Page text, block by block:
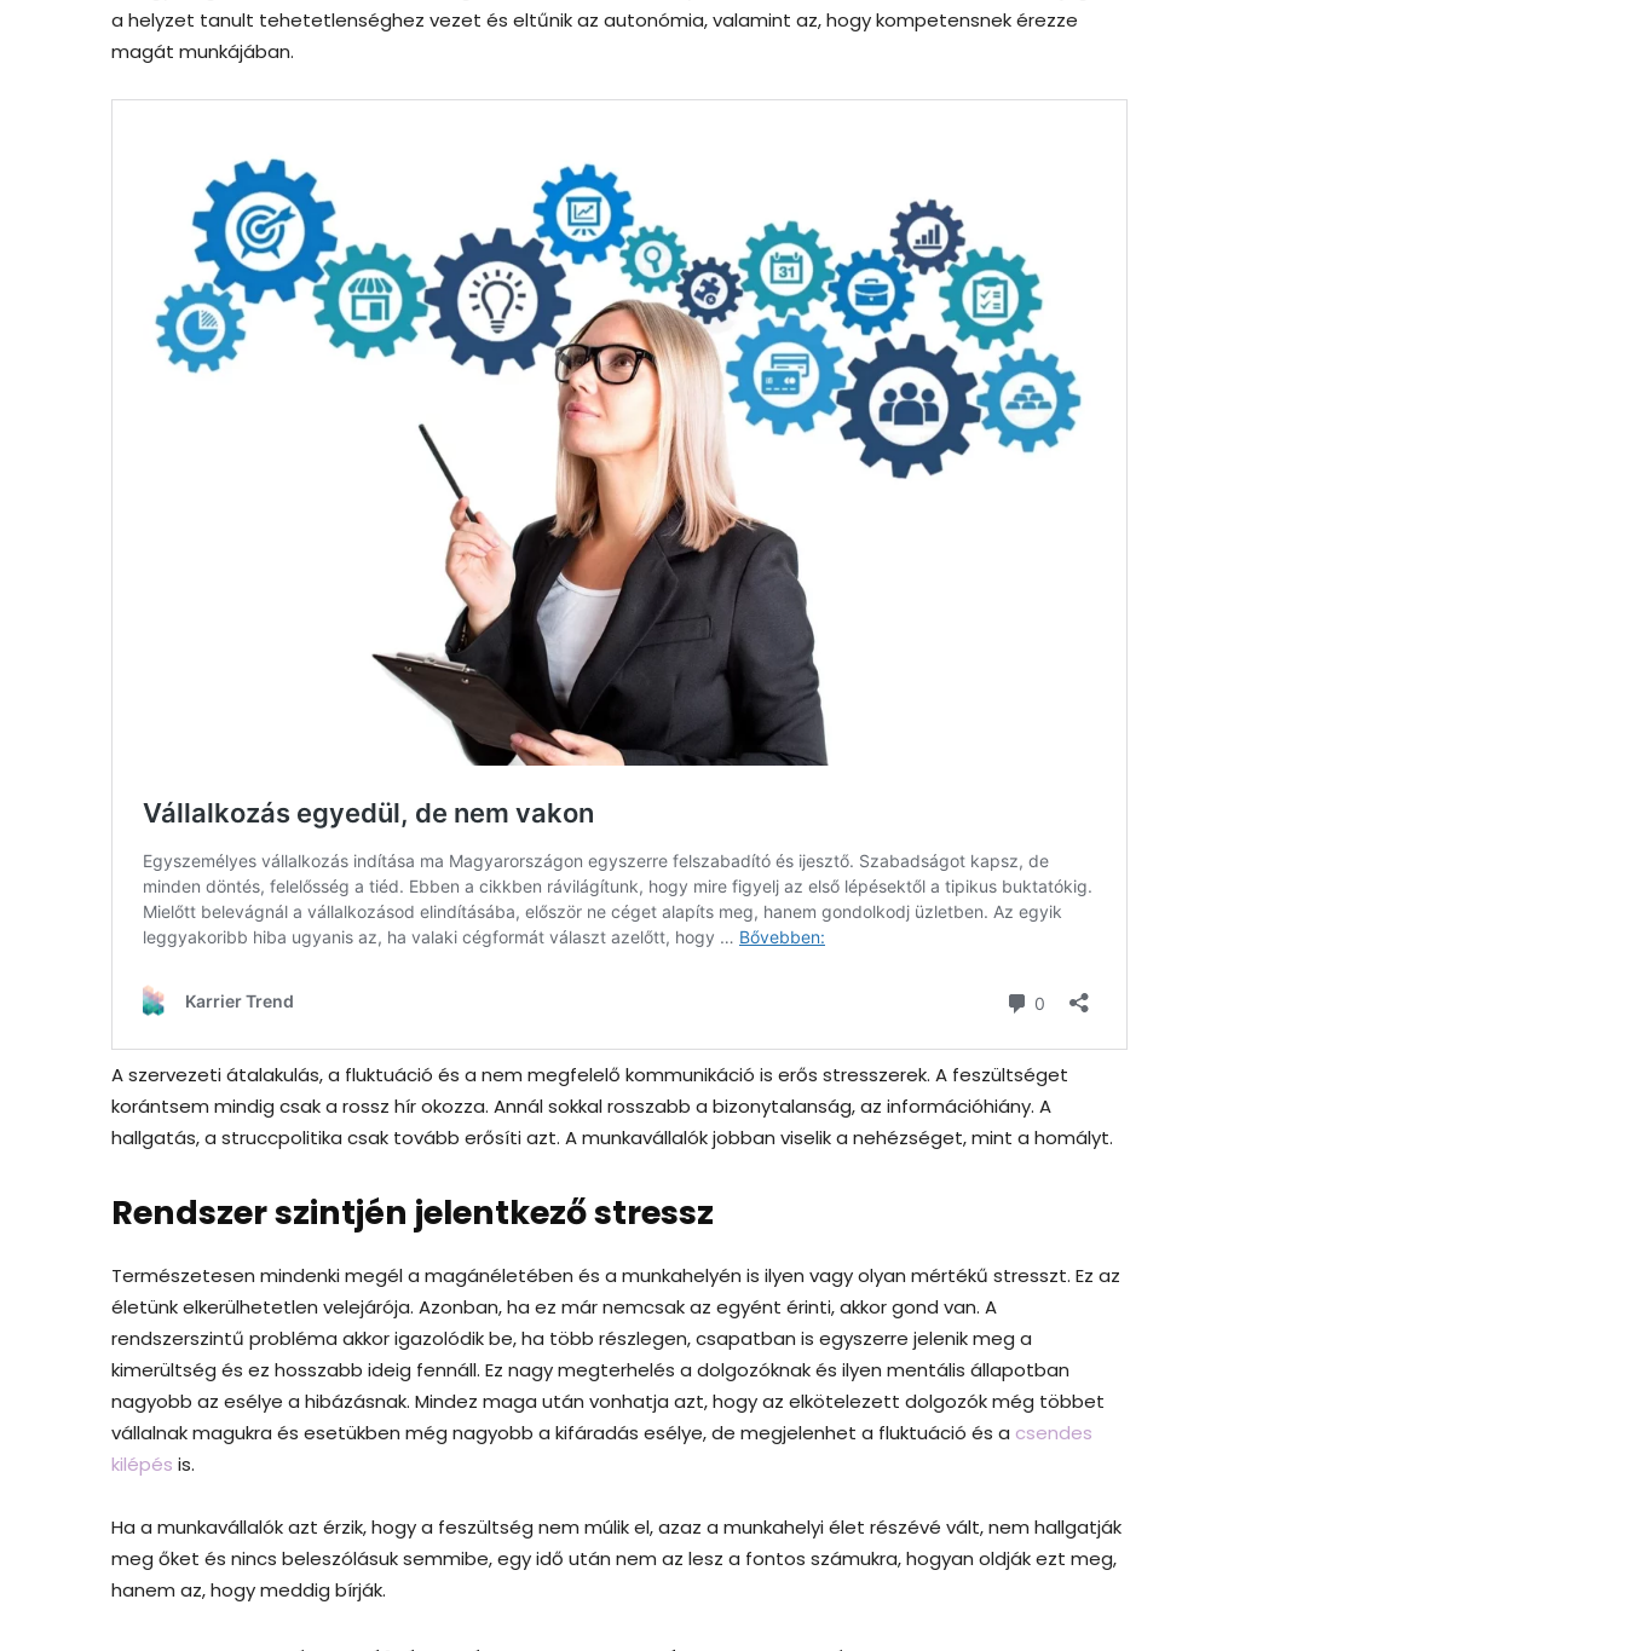
a helyzet tanult tehetetlenséghez vezet és eltűnik az autonómia, valamint az, hogy kompetensnek érezze
magát munkájában.
A szervezeti átalakulás, a fluktuáció és a nem megfelelő kommunikáció is erős stresszerek. A feszültséget
korántsem mindig csak a rossz hír okozza. Annál sokkal rosszabb a bizonytalanság, az információhiány. A
hallgatás, a struccpolitika csak tovább erősíti azt. A munkavállalók jobban viselik a nehézséget, mint a homályt.
Rendszer szintjén jelentkező stressz
Természetesen mindenki megél a magánéletében és a munkahelyén is ilyen vagy olyan mértékű stresszt. Ez az
életünk elkerülhetetlen velejárója. Azonban, ha ez már nemcsak az egyént érinti, akkor gond van. A
rendszerszintű probléma akkor igazolódik be, ha több részlegen, csapatban is egyszerre jelenik meg a
kimerültség és ez hosszabb ideig fennáll. Ez nagy megterhelés a dolgozóknak és ilyen mentális állapotban
nagyobb az esélye a hibázásnak. Mindez maga után vonhatja azt, hogy az elkötelezett dolgozók még többet
vállalnak magukra és esetükben még nagyobb a kifáradás esélye, de megjelenhet a fluktuáció és a csendes
kilépés is.
Ha a munkavállalók azt érzik, hogy a feszültség nem múlik el, azaz a munkahelyi élet részévé vált, nem hallgatják
meg őket és nincs beleszólásuk semmibe, egy idő után nem az lesz a fontos számukra, hogyan oldják ezt meg,
hanem az, hogy meddig bírják.